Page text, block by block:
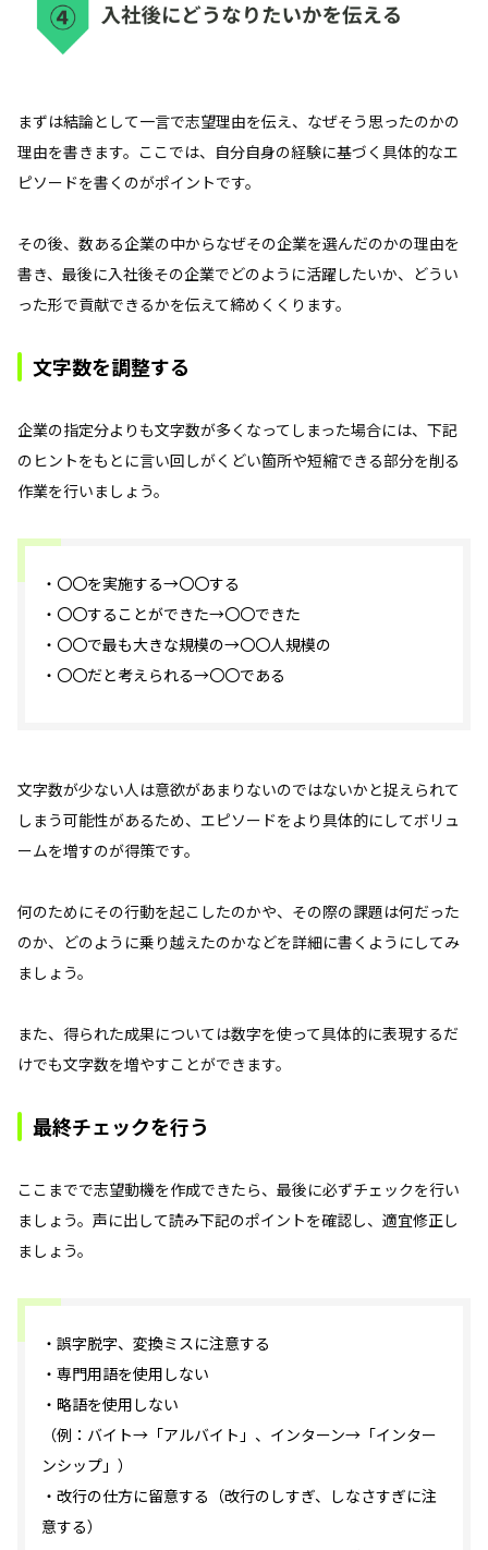
まずは結論として一言で志望理由を伝え、なぜそう思ったのかの
理由を書きます。ここでは、自分自身の経験に基づく具体的なエ
ピソードを書くのがポイントです。
その後、数ある企業の中からなぜその企業を選んだのかの理由を
書き、最後に入社後その企業でどのように活躍したいか、どうい
った形で貢献できるかを伝えて締めくくります。
文字数を調整する
企業の指定分よりも文字数が多くなってしまった場合には、下記
のヒントをもとに言い回しがくどい箇所や短縮できる部分を削る
作業を行いましょう。
・〇〇を実施する→〇〇する
・〇〇することができた→〇〇できた
・〇〇で最も大きな規模の→〇〇人規模の
・〇〇だと考えられる→〇〇である
文字数が少ない人は意欲があまりないのではないかと捉えられて
しまう可能性があるため、エピソードをより具体的にしてボリュ
ームを増すのが得策です。
何のためにその行動を起こしたのかや、その際の課題は何だった
のか、どのように乗り越えたのかなどを詳細に書くようにしてみ
ましょう。
また、得られた成果については数字を使って具体的に表現するだ
けでも文字数を増やすことができます。
最終チェックを行う
ここまでで志望動機を作成できたら、最後に必ずチェックを行い
ましょう。声に出して読み下記のポイントを確認し、適宜修正し
ましょう。
・誤字脱字、変換ミスに注意する
・専門用語を使用しない
・略語を使用しない
（例：バイト→「アルバイト」、インターン→「インター
ンシップ」）
・改行の仕方に留意する（改行のしすぎ、しなさすぎに注
意する）